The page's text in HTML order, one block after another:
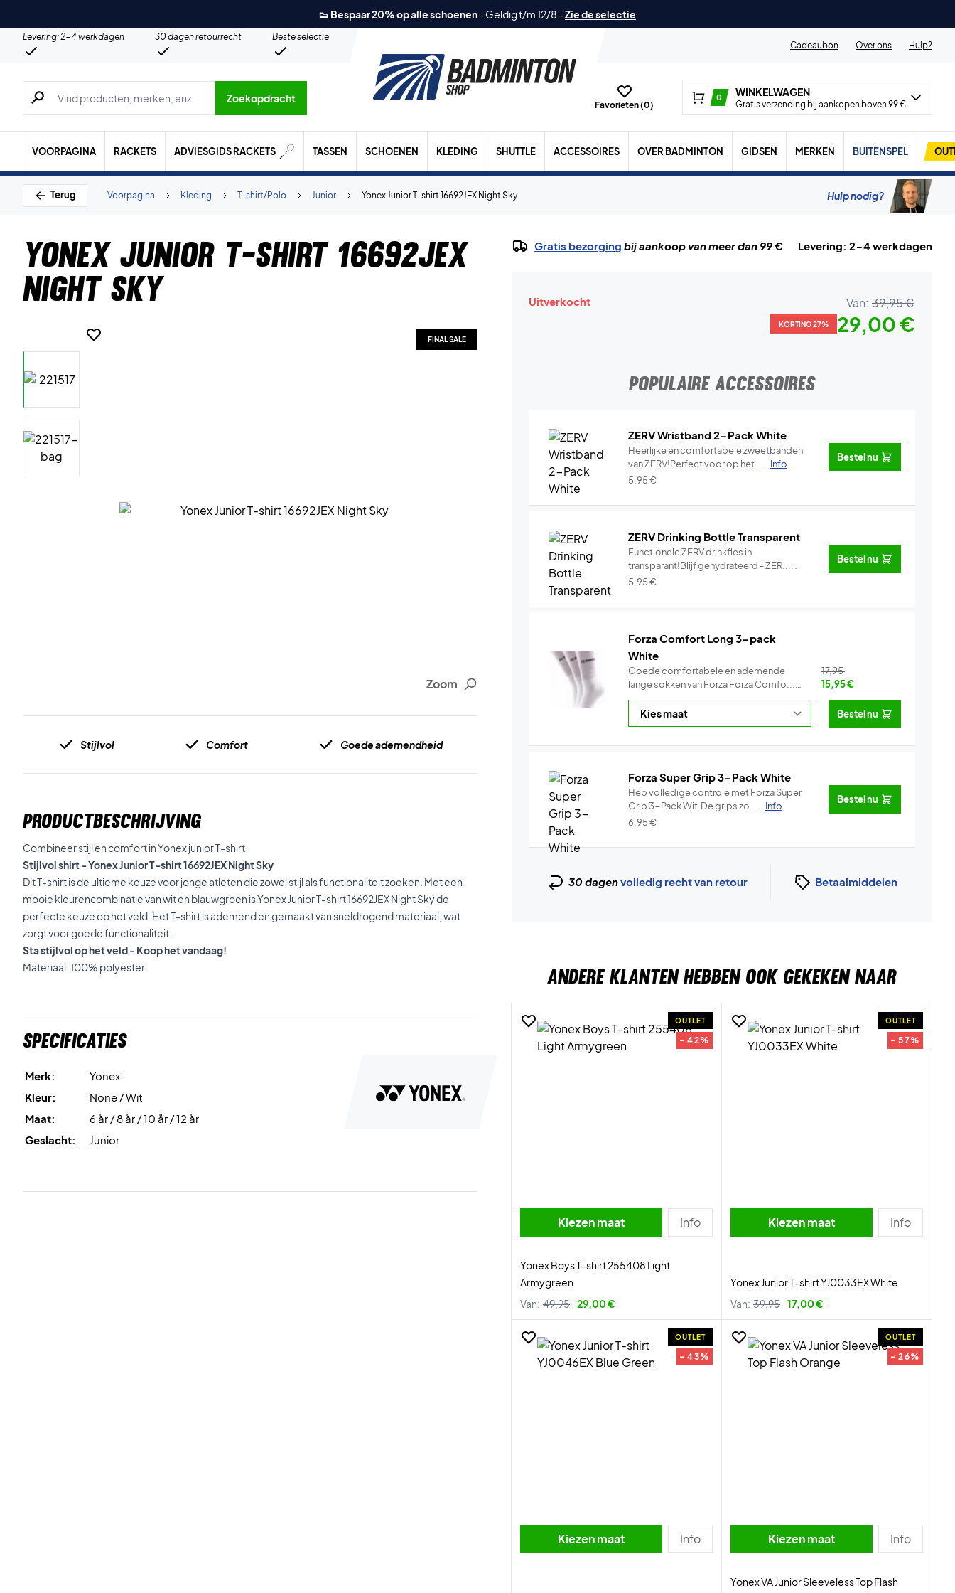
👟 Bespaar 20% op alle schoenen- Geldig t/m 12/8 -Zie de selectie
Levering: 2-4 werkdagen 30 dagen retourrecht
Beste selectie
Cadeaubon
Over ons Hulp?
Zoeken naar producten, merken etc.
Zoekopdracht
Favorieten (0)
0 WINKELWAGEN
Gratis verzending bij aankopen boven 99 €
VOORPAGINA RACKETS ADVIESGIDS RACKETS TASSEN SCHOENEN KLEDING SHUTTLE ACCESSOIRES OVER BADMINTON GIDSEN MERKEN BUITENSPEL
Terug Yonex Junior T-shirt 16692JEX Night Sky
Junior
T-shirt/Polo
Kleding
Voorpagina Hulp nodig?
Yonex Junior T-shirt 16692JEX
Night Sky
Zoom
FINAL SALE
Stijlvol Comfort Goede ademendheid
PRODUCTBESCHRIJVING
Combineer stijl en comfort in Yonex junior T-shirt
Stijlvol shirt - Yonex Junior T-shirt 16692JEX Night Sky
Dit T-shirt is de ultieme keuze voor jonge atleten die zowel stijl als functionaliteit zoeken. Met een
mooie kleurencombinatie van wit en blauwgroen is Yonex Junior T-shirt 16692JEX Night Sky de
perfecte keuze op het veld. Het T-shirt is ademend en gemaakt van sneldrogend materiaal, wat
zorgt voor goede functionaliteit.
Sta stijlvol op het veld - Koop het vandaag!
Materiaal: 100% polyester.
Specificaties
Merk:
Yonex
Kleur:
None / Wit
Maat:
6 år / 8 år / 10 år / 12 år
Geslacht:
Junior
Gratis bezorging bij aankoop van meer dan 99 € Levering: 2-4 werkdagen
Uitverkocht Van: 39,95 €
KORTING 27% 29,00 €
POPULAIRE ACCESSOIRES
ZERV Wristband 2-Pack White
Heerlijke en comfortabele zweetbanden
van ZERV!Perfect voor op het...
Info
5,95€
Bestel nu
ZERV Drinking Bottle Transparent
Functionele ZERV drinkfles in
transparant!Blijf gehydrateerd - ZER...
Info
5,95€
Bestel nu
Forza Comfort Long 3-pack
White
Goede comfortabele en ademende
lange sokken van Forza Forza Comfo...
Info
17,95
15,95€
Bestel nu
Forza Super Grip 3-Pack White
Heb volledige controle met Forza Super
Grip 3-Pack Wit.De grips zo...
Info
6,95€
Bestel nu
30 dagenvolledig recht van retour Betaalmiddelen
ANDERE KLANTEN HEBBEN OOK GEKEKEN NAAR
OUTLET
- 42%
Kiezen maat Info
Yonex Boys T-shirt 255408 Light
Armygreen
Van: 49,95 29,00 €
OUTLET
- 57%
Kiezen maat Info
Yonex Junior T-shirt YJ0033EX White
Van: 39,95 17,00 €
OUTLET
- 43%
Kiezen maat Info
OUTLET
- 26%
Kiezen maat Info
Yonex VA Junior Sleeveless Top Flash